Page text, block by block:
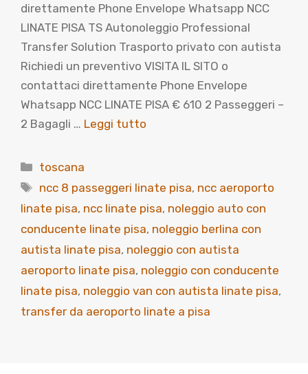
direttamente Phone Envelope Whatsapp NCC
LINATE PISA TS Autonoleggio Professional
Transfer Solution Trasporto privato con autista
Richiedi un preventivo VISITA IL SITO o
contattaci direttamente Phone Envelope
Whatsapp NCC LINATE PISA € 610 2 Passeggeri –
2 Bagagli … Leggi tutto
Categorie
toscana
Tag
ncc 8 passeggeri linate pisa, ncc aeroporto
linate pisa, ncc linate pisa, noleggio auto con
conducente linate pisa, noleggio berlina con
autista linate pisa, noleggio con autista
aeroporto linate pisa, noleggio con conducente
linate pisa, noleggio van con autista linate pisa,
transfer da aeroporto linate a pisa